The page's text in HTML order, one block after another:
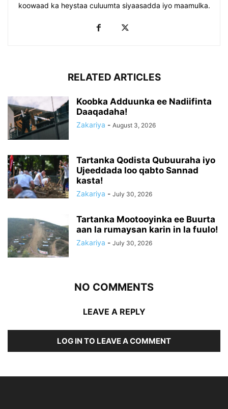
koowaad ka heystaa culuumta siyaasadda iyo maamulka.
RELATED ARTICLES
Koobka Adduunka ee Nadiifinta
Daaqadaha!
Zakariya - August 3, 2026
Tartanka Qodista Qubuuraha iyo
Ujeeddada loo qabto Sannad
kasta!
Zakariya - July 30, 2026
Tartanka Mootooyinka ee Buurta
aan la rumaysan karin in la fuulo!
Zakariya - July 30, 2026
NO COMMENTS
LEAVE A REPLY
LOG IN TO LEAVE A COMMENT